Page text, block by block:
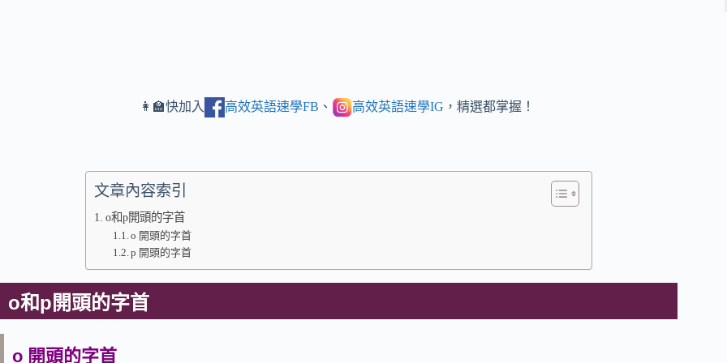
👩‍🏫快加入 高效英語速學FB 、 高效英語速學IG ，精選都掌握！
文章內容索引
o和p開頭的字首
o 開頭的字首
p 開頭的字首
o和p開頭的字首
o 開頭的字首